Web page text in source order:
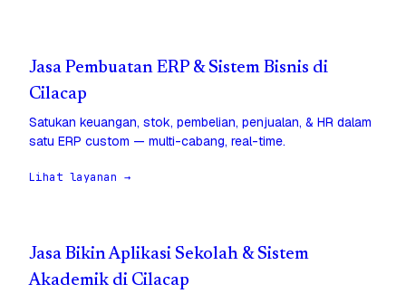
Jasa Pembuatan ERP & Sistem Bisnis di
Cilacap
Satukan keuangan, stok, pembelian, penjualan, & HR dalam
satu ERP custom — multi-cabang, real-time.
Lihat layanan →
Jasa Bikin Aplikasi Sekolah & Sistem
Akademik di Cilacap